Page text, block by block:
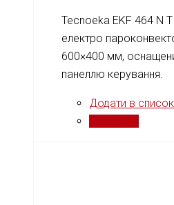
Tecnoeka EKF 464 N
електро
600×400 мм,
панеллю керування.
Додати в